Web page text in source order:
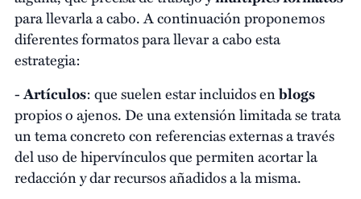
para llevarla a cabo. A continuación proponemos
diferentes formatos para llevar a cabo esta
estrategia:
-Artículos: que suelen estar incluidos enblogs
propios o ajenos. De una extensión limitada se trata
un tema concreto con referencias externas a través
del uso de hipervínculos que permiten acortar la
redacción y dar recursos añadidos a la misma.